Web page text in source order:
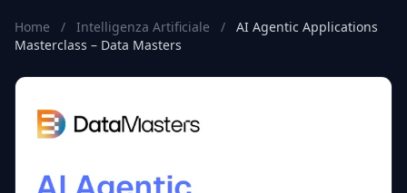
Home / Intelligenza Artificiale /
AI Agentic Applications
Masterclass – Data Masters